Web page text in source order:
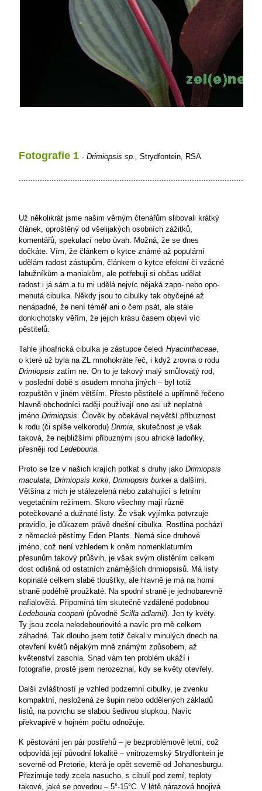
Fotografie 1 - Drimiopsis sp., Strydfontein, RSA
.................................................................................................
Už několikrát jsme našim věrným čtenářům slibovali krátký
článek, oproštěný od všelijakých osobních zážitků,
komentářů, spekulací nebo úvah. Možná, že se dnes
dočkáte. Vím, že článkem o kytce známé až populární
udělám radost zástupům, článkem o kytce efektní či vzácné
labužníkům a maniakům, ale potřebuji si občas udělat
radost i já sám a tu mi udělá nejvíc nějaká zapo- nebo opo-
menutá cibulka. Někdy jsou to cibulky tak obyčejné až
nenápadné, že není téměř ani o čem psát, ale stále
donkichotsky věřím, že jejich krásu časem objeví víc
pěstitelů.
Tahle jihoafrická cibulka je zástupce čeledi Hyacinthaceae,
o které už byla na ZL mnohokráte řeč, i když zrovna o rodu
Drimiopsis zatím ne. On to je takový malý smůlovatý rod,
v poslední době s osudem mnoha jiných – byl totiž
rozpuštěn v jiném větším. Přesto pěstitelé a upřímně řečeno
hlavně obchodníci raději používají ono asi už neplatné
jméno Drimiopsis. Člověk by očekával největší příbuznost
k rodu (či spíše velkorodu) Drimia, skutečnost je však
taková, že nejbližšími příbuznými jsou africké ladoňky,
přesněji rod Ledebouria.
Proto se lze v našich krajích potkat s druhy jako Drimiopsis
maculata, Drimiopsis kirkii, Drimiopsis burkei a dalšími.
Většina z nich je stálezelená nebo zatahující s letním
vegetačním režimem. Skoro všechny mají různě
potečkované a dužnaté listy. Že však vyjímka potvrzuje
pravidlo, je důkazem právě dnešní cibulka. Rostlina pochází
z německé pěstírny Eden Plants. Nemá sice druhové
jméno, což není vzhledem k oněm nomenklaturním
přesunům takový průšvih, je však svým olistěním celkem
dost odlišná od ostatních známějších drimiopsisů. Má listy
kopinaté celkem slabé tloušťky, ale hlavně je má na horní
straně podélně proužkaté. Na spodní straně je jednobarevně
nafialovělá. Připomíná tím skutečně vzdáleně podobnou
Ledebouria cooperii (původně Scilla adlamii). Jen ty květy.
Ty jsou zcela neledebouriovité a navíc pro mě celkem
záhadné. Tak dlouho jsem totiž čekal v minulých dnech na
otevření květů nějakým mně známým způsobem, až
květenství zaschla. Snad vám ten problém ukáží i
fotografie, prostě jsem nerozeznal, kdy se květy otevřely.
Další zvláštností je vzhled podzemní cibulky, je zvenku
kompaktní, nesložená ze šupin nebo oddělených základů
listů, na povrchu se slabou šedivou slupkou. Navíc
překvapivě v hojném počtu odnožuje.
K pěstování jen pár postřehů – je bezproblémově letní, což
odpovídá její původní lokalitě – vnitrozemský Strydfontein je
severně od Pretorie, která je opět severně od Johanesburgu.
Přezimuje tedy zcela nasucho, s cibulí pod zemí, teploty
takové, jaké se povedou – 5°-15°C. V létě nárazová hnojivá